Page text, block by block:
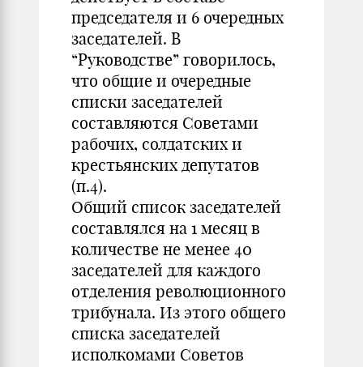
председателя и 6 очередных
заседателей. В
“Руководстве” говорилось,
что общие и очередные
списки заседателей
составляются Советами
рабочих, солдатских и
крестьянских депутатов
(п.4).
Общий список заседателей
составлялся на 1 месяц в
количестве не менее 40
заседателей для каждого
отделения революционного
трибунала. Из этого общего
списка заседателей
исполкомами Советов